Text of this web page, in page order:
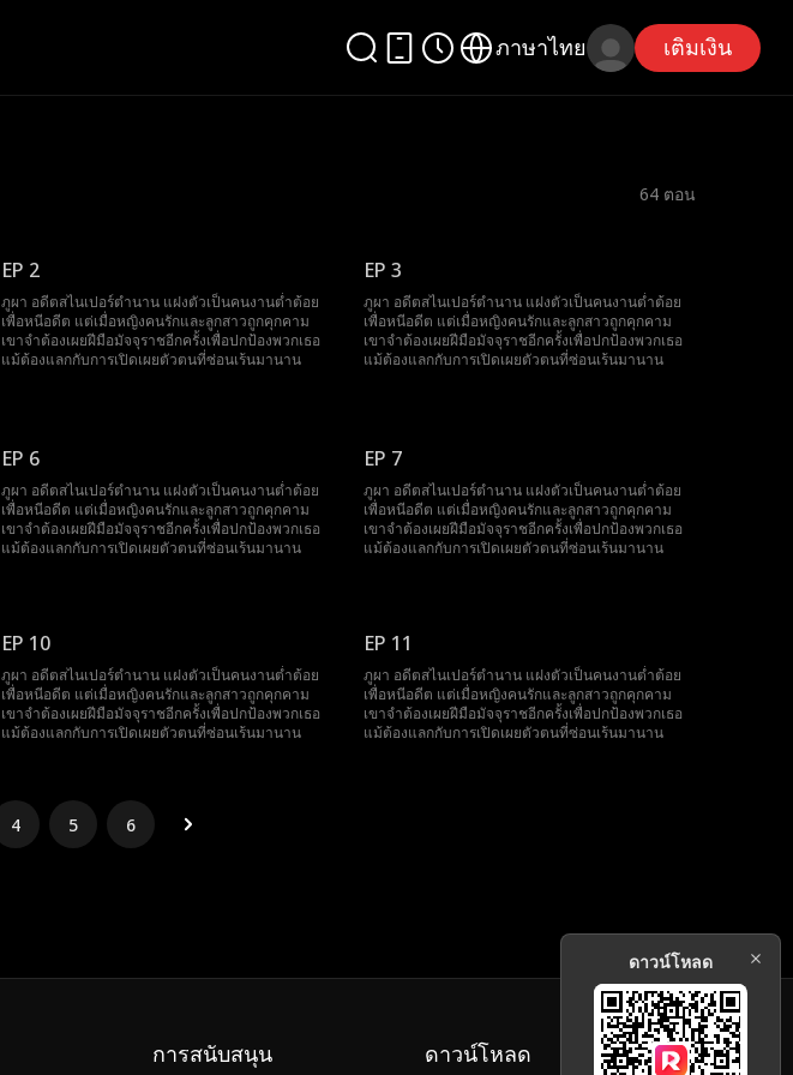
ภาษาไทย เติมเงิน
64 ตอน
EP 2
ภูผา อดีตสไนเปอร์ตำนาน แฝงตัวเป็นคนงานต่ำต้อย
เพื่อหนีอดีต แต่เมื่อหญิงคนรักและลูกสาวถูกคุกคาม
เขาจำต้องเผยฝีมือมัจจุราชอีกครั้งเพื่อปกป้องพวกเธอ
แม้ต้องแลกกับการเปิดเผยตัวตนที่ซ่อนเร้นมานาน
EP 3
ภูผา อดีตสไนเปอร์ตำนาน แฝงตัวเป็นคนงานต่ำต้อย
เพื่อหนีอดีต แต่เมื่อหญิงคนรักและลูกสาวถูกคุกคาม
เขาจำต้องเผยฝีมือมัจจุราชอีกครั้งเพื่อปกป้องพวกเธอ
แม้ต้องแลกกับการเปิดเผยตัวตนที่ซ่อนเร้นมานาน
EP 6
ภูผา อดีตสไนเปอร์ตำนาน แฝงตัวเป็นคนงานต่ำต้อย
เพื่อหนีอดีต แต่เมื่อหญิงคนรักและลูกสาวถูกคุกคาม
เขาจำต้องเผยฝีมือมัจจุราชอีกครั้งเพื่อปกป้องพวกเธอ
แม้ต้องแลกกับการเปิดเผยตัวตนที่ซ่อนเร้นมานาน
EP 7
ภูผา อดีตสไนเปอร์ตำนาน แฝงตัวเป็นคนงานต่ำต้อย
เพื่อหนีอดีต แต่เมื่อหญิงคนรักและลูกสาวถูกคุกคาม
เขาจำต้องเผยฝีมือมัจจุราชอีกครั้งเพื่อปกป้องพวกเธอ
แม้ต้องแลกกับการเปิดเผยตัวตนที่ซ่อนเร้นมานาน
EP 10
ภูผา อดีตสไนเปอร์ตำนาน แฝงตัวเป็นคนงานต่ำต้อย
เพื่อหนีอดีต แต่เมื่อหญิงคนรักและลูกสาวถูกคุกคาม
เขาจำต้องเผยฝีมือมัจจุราชอีกครั้งเพื่อปกป้องพวกเธอ
แม้ต้องแลกกับการเปิดเผยตัวตนที่ซ่อนเร้นมานาน
EP 11
ภูผา อดีตสไนเปอร์ตำนาน แฝงตัวเป็นคนงานต่ำต้อย
เพื่อหนีอดีต แต่เมื่อหญิงคนรักและลูกสาวถูกคุกคาม
เขาจำต้องเผยฝีมือมัจจุราชอีกครั้งเพื่อปกป้องพวกเธอ
แม้ต้องแลกกับการเปิดเผยตัวตนที่ซ่อนเร้นมานาน
4 5 6
การสนับสนุน ดาวน์โหลด
ดาวน์โหลด